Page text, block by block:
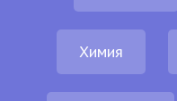
Химия